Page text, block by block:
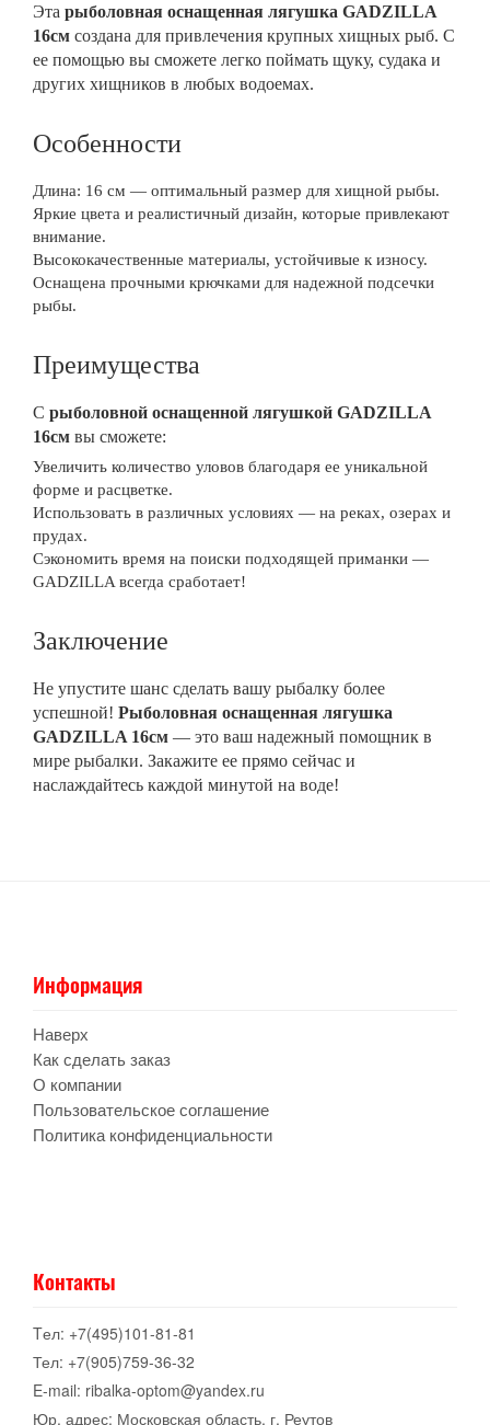
Эта рыболовная оснащенная лягушка GADZILLA
16см создана для привлечения крупных хищных рыб. С
ее помощью вы сможете легко поймать щуку, судака и
других хищников в любых водоемах.
Особенности
Длина: 16 см — оптимальный размер для хищной рыбы.
Яркие цвета и реалистичный дизайн, которые привлекают
внимание.
Высококачественные материалы, устойчивые к износу.
Оснащена прочными крючками для надежной подсечки
рыбы.
Преимущества
С рыболовной оснащенной лягушкой GADZILLA
16см вы сможете:
Увеличить количество уловов благодаря ее уникальной
форме и расцветке.
Использовать в различных условиях — на реках, озерах и
прудах.
Сэкономить время на поиски подходящей приманки —
GADZILLA всегда сработает!
Заключение
Не упустите шанс сделать вашу рыбалку более
успешной! Рыболовная оснащенная лягушка
GADZILLA 16см — это ваш надежный помощник в
мире рыбалки. Закажите ее прямо сейчас и
наслаждайтесь каждой минутой на воде!
Информация
Наверх
Как сделать заказ
О компании
Пользовательское соглашение
Политика конфиденциальности
Контакты
Tел: +7(495)101-81-81
Тел: +7(905)759-36-32
E-mail: ribalka-optom@yandex.ru
Юр. адрес: Московская область, г. Реутов